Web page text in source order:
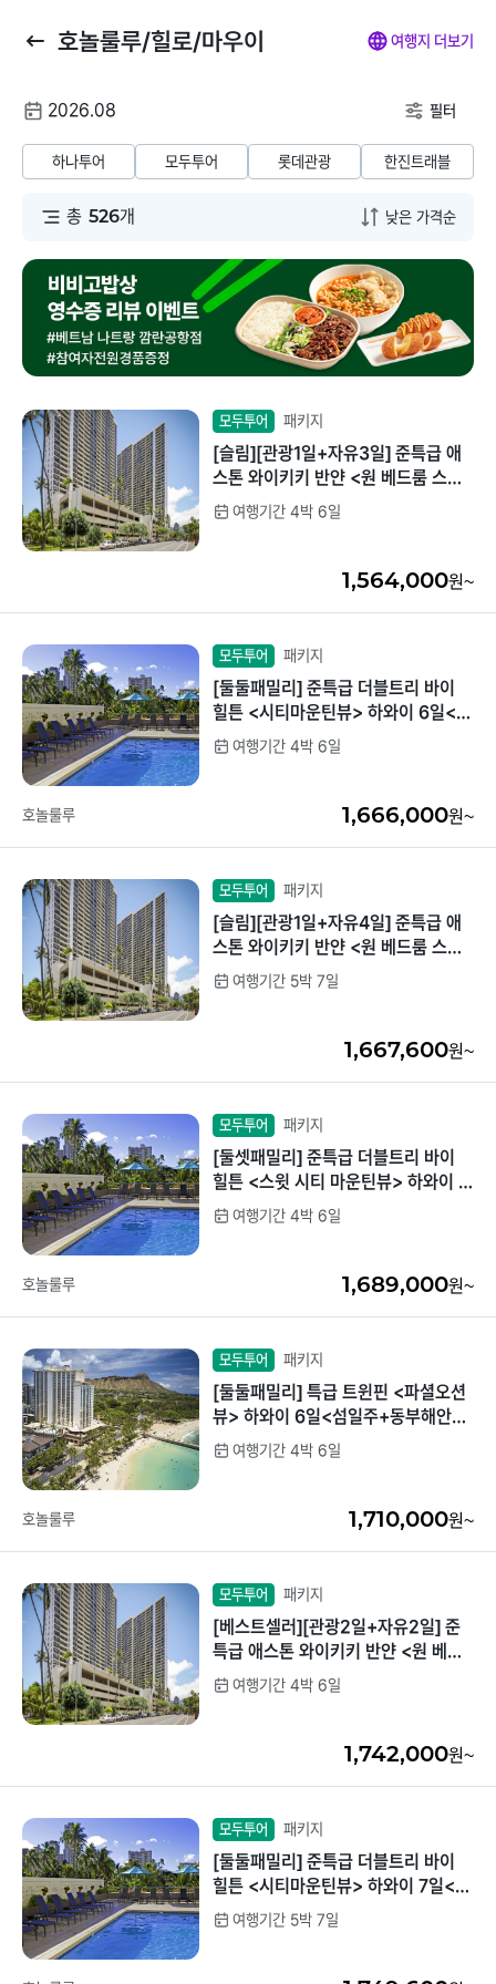
뒤
기
호놀룰루/힐로/마우이 여행지 더보기
여
짜
2026.08 필터
하나투어 모두투어 롯데관광 한진트래블
총 526개
모두투어 패키지
[슬림][관광1일+자유3일] 준특급 애
스톤 와이키키 반얀 <원 베드룸 스탠
다드> 하와이 6일 <4인 전용>
여행기간 4박 6일
1,564,000원~
모두투어 패키지
[둘둘패밀리] 준특급 더블트리 바이
힐튼 <시티마운틴뷰> 하와이 6일<섬
일주+동부해안관광>
여행기간 4박 6일
호놀룰루 1,666,000원~
모두투어 패키지
[슬림][관광1일+자유4일] 준특급 애
스톤 와이키키 반얀 <원 베드룸 스탠
다드> 하와이 7일 <4인 전용>
여행기간 5박 7일
1,667,600원~
모두투어 패키지
[둘셋패밀리] 준특급 더블트리 바이
힐튼 <스윗 시티 마운틴뷰> 하와이 6
일<섬일주+동부해안관광>
여행기간 4박 6일
호놀룰루 1,689,000원~
모두투어 패키지
[둘둘패밀리] 특급 트윈핀 <파셜오션
뷰> 하와이 6일<섬일주+동부해안관
광>여행기간 4박 6일
호놀룰루 1,710,000원~
모두투어 패키지
[베스트셀러][관광2일+자유2일] 준
특급 애스톤 와이키키 반얀 <원 베드
룸 스탠다드> 하와이 6일 <4인 전용
>
여행기간 4박 6일
1,742,000원~
모두투어 패키지
[둘둘패밀리] 준특급 더블트리 바이
힐튼 <시티마운틴뷰> 하와이 7일<섬
일주+동부해안관광>
여행기간 5박 7일
나
전
뉴
기
해외패키지 해외항공+호텔 해외호텔 해외항공
동남아/대만/서남
말레이시아
베트남
인도네시아
필리핀
캄보디아
라오스
브루나이
싱가포르
인도/네팔
괌/사이판/호주/뉴
질랜드
유럽/아프리카
미주/하와이/알래
중국/홍콩/몽골/중
앙아시아